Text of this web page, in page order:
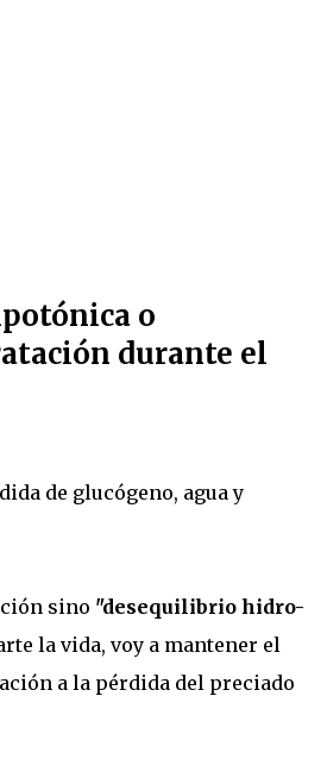
o
durante el
de glucógeno, agua y
sino "desequilibrio hidro-
la vida, voy a mantener el
a la pérdida del preciado